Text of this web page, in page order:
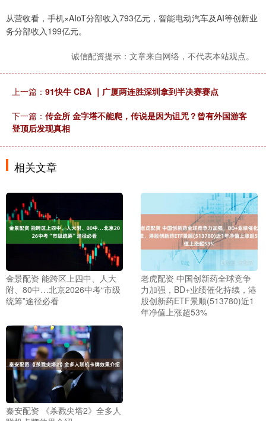
从营收看，手机×AIoT分部收入793亿元，智能电动汽车及AI等创新业
务分部收入199亿元。
诚信配资提示：文章来自网络，不代表本站观点。
上一篇： 91快牛 CBA ｜广厦两连胜深圳拿到半决赛赛点
下一篇： 传金所 金字塔不能爬，传说是因为诅咒？曾有外国游客
登顶后发现真相
相关文章
金景配资 能跨区上四中、人大
附、80中…北京2026中考“市级
统筹”途径必看
老虎配资 中国创新药全球竞争
力加强，BD+业绩催化持续，港
股创新药ETF景顺(513780)近1
年净值上涨超53%
秦安配资 《杀戮尖塔2》全多人